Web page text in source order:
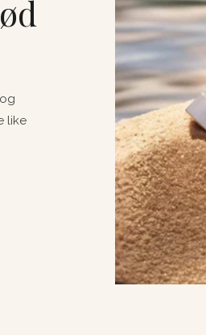
like